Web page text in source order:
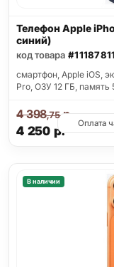
Телефон Apple
синий)
код товара #11187811
смартфон, Apple iOS,
Pro, ОЗУ 12 ГБ,
4 250 р.
4 398,75р.
Оплата
В наличии